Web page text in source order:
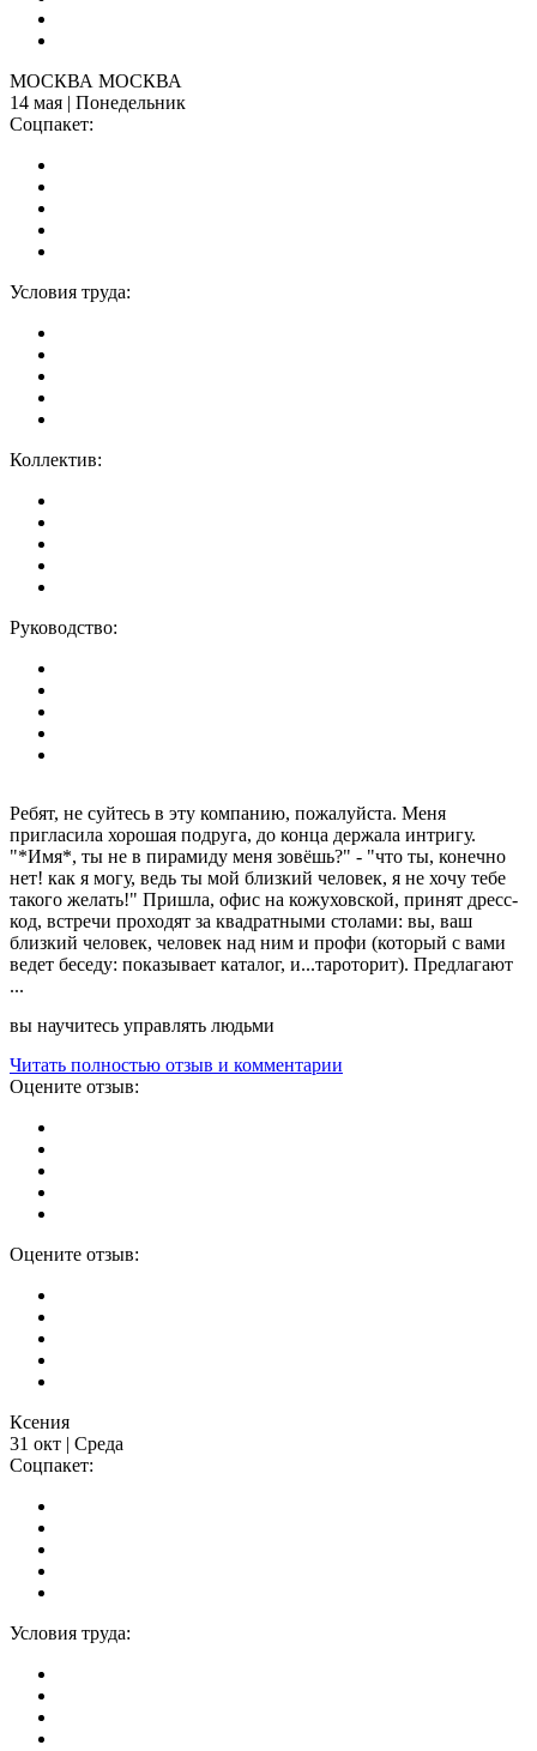
МОСКВА МОСКВА
14 мая | Понедельник
Соцпакет:
Условия труда:
Коллектив:
Руководство:
Ребят, не суйтесь в эту компанию, пожалуйста. Меня
пригласила хорошая подруга, до конца держала интригу.
"*Имя*, ты не в пирамиду меня зовёшь?" - "что ты, конечно
нет! как я могу, ведь ты мой близкий человек, я не хочу тебе
такого желать!" Пришла, офис на кожуховской, принят дресс-
код, встречи проходят за квадратными столами: вы, ваш
близкий человек, человек над ним и профи (который с вами
ведет беседу: показывает каталог, и...тароторит). Предлагают
...
вы научитесь управлять людьми
Читать полностью отзыв и комментарии
Оцените отзыв:
Оцените отзыв:
Ксения
31 окт | Среда
Соцпакет:
Условия труда: